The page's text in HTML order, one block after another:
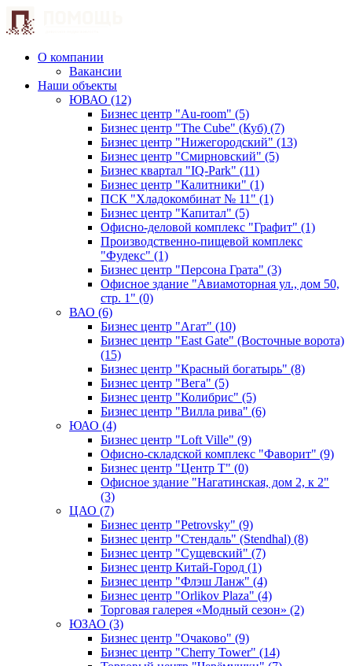
О компании
Вакансии
Наши объекты
ЮВАО (12)
Бизнес центр "Au-room" (5)
Бизнес центр "The Cube" (Куб) (7)
Бизнес центр "Нижегородский" (13)
Бизнес центр "Смирновский" (5)
Бизнес квартал "IQ-Park" (11)
Бизнес центр "Калитники" (1)
ПСК "Хладокомбинат № 11" (1)
Бизнес центр "Капитал" (5)
Офисно-деловой комплекс "Графит" (1)
Производственно-пищевой комплекс
"Фудекс" (1)
Бизнес центр "Персона Грата" (3)
Офисное здание "Авиамоторная ул., дом 50,
стр. 1" (0)
ВАО (6)
Бизнес центр "Агат" (10)
Бизнес центр "East Gate" (Восточные ворота)
(15)
Бизнес центр "Красный богатырь" (8)
Бизнес центр "Вега" (5)
Бизнес центр "Колибрис" (5)
Бизнес центр "Вилла рива" (6)
ЮАО (4)
Бизнес центр "Loft Ville" (9)
Офисно-складской комплекс "Фаворит" (9)
Бизнес центр "Центр Т" (0)
Офисное здание "Нагатинская, дом 2, к 2"
(3)
ЦАО (7)
Бизнес центр "Petrovsky" (9)
Бизнес центр "Стендаль" (Stendhal) (8)
Бизнес центр "Сущевский" (7)
Бизнес центр Китай-Город (1)
Бизнес центр "Флэш Ланж" (4)
Бизнес центр "Orlikov Plaza" (4)
Торговая галерея «Модный сезон» (2)
ЮЗАО (3)
Бизнес центр "Очаково" (9)
Бизнес центр "Cherry Tower" (14)